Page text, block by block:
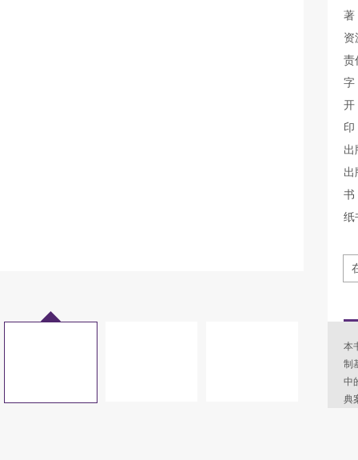
著
资
责
出
出
纸
本
制
中
典